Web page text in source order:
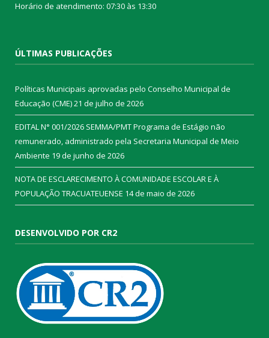
Horário de atendimento: 07:30 às 13:30
ÚLTIMAS PUBLICAÇÕES
Políticas Municipais aprovadas pelo Conselho Municipal de
Educação (CME)21 de julho de 2026
EDITAL N° 001/2026 SEMMA/PMT Programa de Estágio não
remunerado, administrado pela Secretaria Municipal de Meio
Ambiente 19 de junho de 2026
NOTA DE ESCLARECIMENTO À COMUNIDADE ESCOLAR E À
POPULAÇÃO TRACUATEUENSE 14 de maio de 2026
DESENVOLVIDO POR CR2